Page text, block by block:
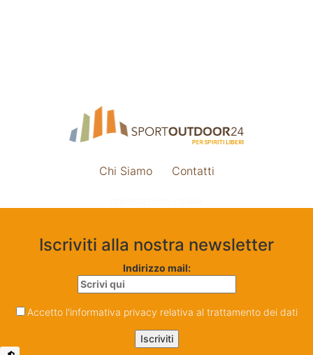
Chi Siamo Contatti
Iscriviti alla nostra newsletter
Indirizzo mail:
Accetto l'informativa privacy relativa al trattamento dei dati